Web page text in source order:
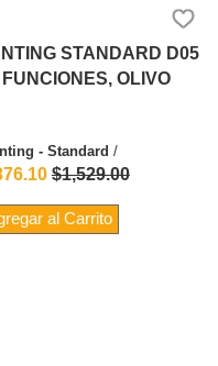
STANDARD D05
FUNCIONES, OLIVO
- Standard /
$1,529.00
al Carrito